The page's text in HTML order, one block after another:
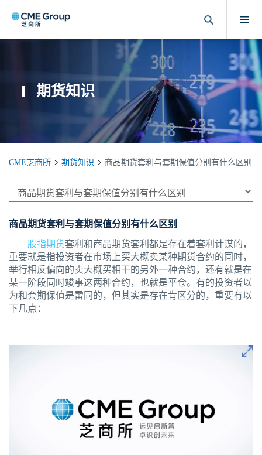
期货知识
CME芝商所 期货知识 商品期货套利与套期保值分别有什么区别
商品期货套利与套期保值分别有什么区别
股指期货套利和商品期货套利都是存在着套利计谋的，
重要就是指投资者在市场上买大概卖某种期货合约的同时，
举行相反偏向的卖大概买相干的另外一种合约，还有就是在
某一阶段同时竣事这两种合约，也就是平仓。有的投资者以
为和套期保值是雷同的，但其实是存在肯区分的，重要有以
下几点：